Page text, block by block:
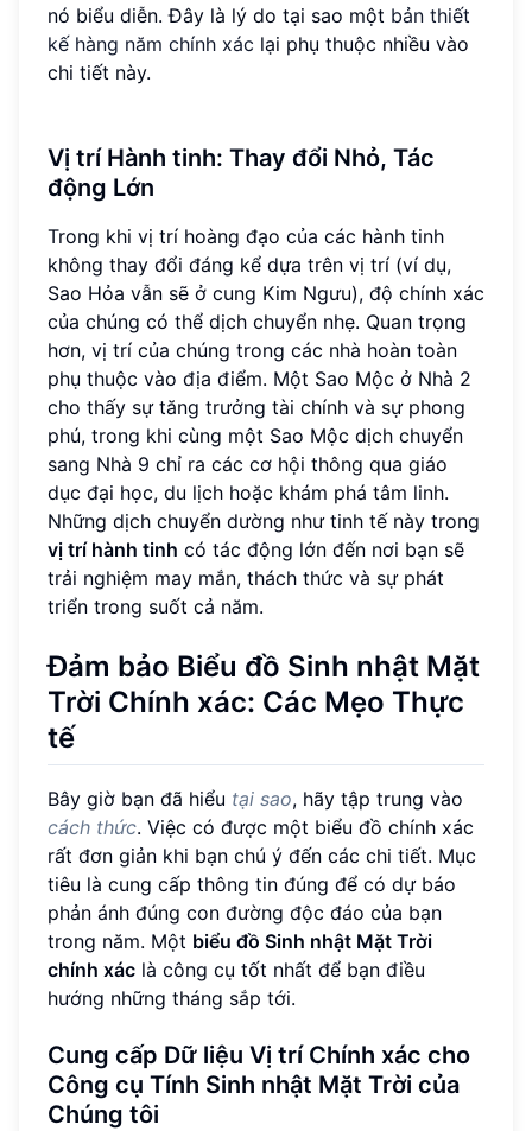
nó biểu diễn. Đây là lý do tại sao một bản thiết
kế hàng năm chính xác lại phụ thuộc nhiều vào
chi tiết này.
Vị trí Hành tinh: Thay đổi Nhỏ, Tác
động Lớn
Trong khi vị trí hoàng đạo của các hành tinh
không thay đổi đáng kể dựa trên vị trí (ví dụ,
Sao Hỏa vẫn sẽ ở cung Kim Ngưu), độ chính xác
của chúng có thể dịch chuyển nhẹ. Quan trọng
hơn, vị trí của chúng trong các nhà hoàn toàn
phụ thuộc vào địa điểm. Một Sao Mộc ở Nhà 2
cho thấy sự tăng trưởng tài chính và sự phong
phú, trong khi cùng một Sao Mộc dịch chuyển
sang Nhà 9 chỉ ra các cơ hội thông qua giáo
dục đại học, du lịch hoặc khám phá tâm linh.
Những dịch chuyển dường như tinh tế này trong
vị trí hành tinh có tác động lớn đến nơi bạn sẽ
trải nghiệm may mắn, thách thức và sự phát
triển trong suốt cả năm.
Đảm bảo Biểu đồ Sinh nhật Mặt
Trời Chính xác: Các Mẹo Thực
tế
Bây giờ bạn đã hiểu tại sao, hãy tập trung vào
cách thức. Việc có được một biểu đồ chính xác
rất đơn giản khi bạn chú ý đến các chi tiết. Mục
tiêu là cung cấp thông tin đúng để có dự báo
phản ánh đúng con đường độc đáo của bạn
trong năm. Một biểu đồ Sinh nhật Mặt Trời
chính xác là công cụ tốt nhất để bạn điều
hướng những tháng sắp tới.
Cung cấp Dữ liệu Vị trí Chính xác cho
Công cụ Tính Sinh nhật Mặt Trời của
Chúng tôi